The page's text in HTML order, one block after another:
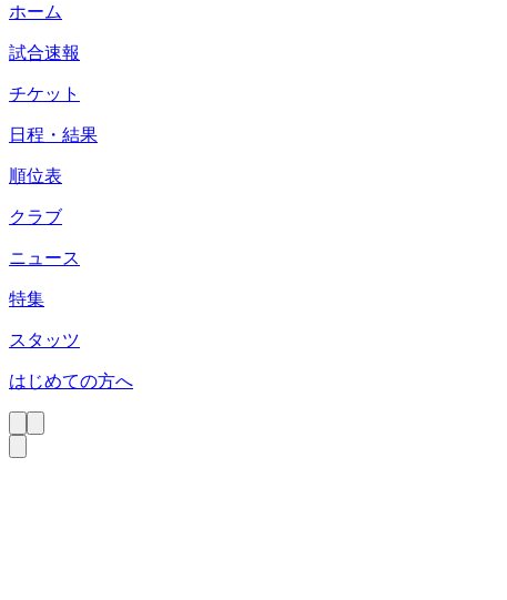
ホーム
試合速報
チケット
日程・結果
順位表
クラブ
ニュース
特集
スタッツ
はじめての方へ